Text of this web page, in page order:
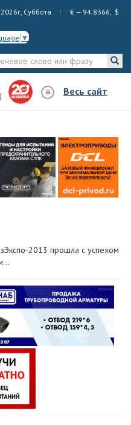
Суббота € — 94.8366, $
▼
Весь сайт
2013 прошла с успехом